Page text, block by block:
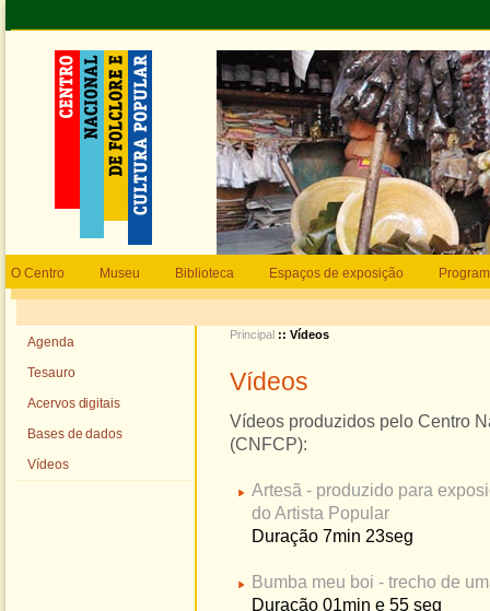
O Centro Museu Biblioteca Espaços de exposição
Agenda
Tesauro
Acervos digitais
Bases de dados
Vídeos
Principal :: Vídeos
Vídeos
Vídeos produzidos pelo Centro
(CNFCP):
Artesã - produzido para
do Artista Popular
Duração 7min 23seg
Bumba meu boi - trecho de
Duração 01min e 55 seg